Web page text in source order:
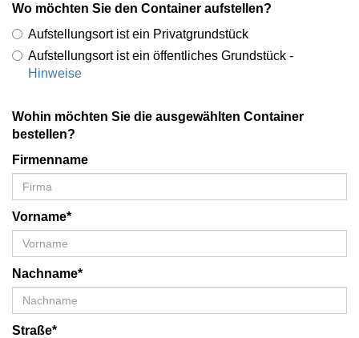
Wo möchten Sie den Container aufstellen?
Aufstellungsort ist ein Privatgrundstück
Aufstellungsort ist ein öffentliches Grundstück -
Hinweise
Wohin möchten Sie die ausgewählten Container
bestellen?
Firmenname
Vorname*
Nachname*
Straße*